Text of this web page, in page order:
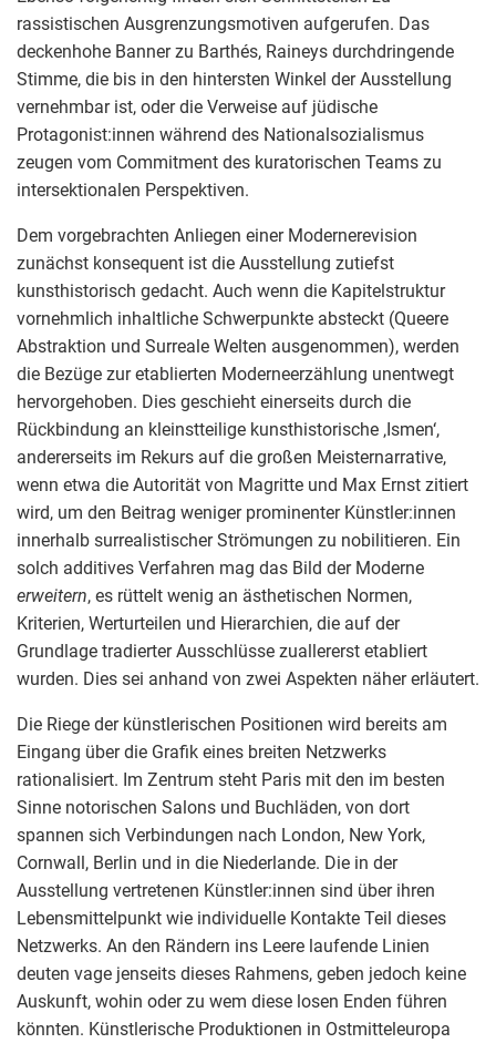
rassistischen Ausgrenzungsmotiven aufgerufen. Das
deckenhohe Banner zu Barthés, Raineys durchdringende
Stimme, die bis in den hintersten Winkel der Ausstellung
vernehmbar ist, oder die Verweise auf jüdische
Protagonist:innen während des Nationalsozialismus
zeugen vom Commitment des kuratorischen Teams zu
intersektionalen Perspektiven.
Dem vorgebrachten Anliegen einer Modernerevision
zunächst konsequent ist die Ausstellung zutiefst
kunsthistorisch gedacht. Auch wenn die Kapitelstruktur
vornehmlich inhaltliche Schwerpunkte absteckt (Queere
Abstraktion und Surreale Welten ausgenommen), werden
die Bezüge zur etablierten Moderneerzählung unentwegt
hervorgehoben. Dies geschieht einerseits durch die
Rückbindung an kleinstteilige kunsthistorische ‚Ismen‘,
andererseits im Rekurs auf die großen Meisternarrative,
wenn etwa die Autorität von Magritte und Max Ernst zitiert
wird, um den Beitrag weniger prominenter Künstler:innen
innerhalb surrealistischer Strömungen zu nobilitieren. Ein
solch additives Verfahren mag das Bild der Moderne
erweitern, es rüttelt wenig an ästhetischen Normen,
Kriterien, Werturteilen und Hierarchien, die auf der
Grundlage tradierter Ausschlüsse zuallererst etabliert
wurden. Dies sei anhand von zwei Aspekten näher erläutert.
Die Riege der künstlerischen Positionen wird bereits am
Eingang über die Grafik eines breiten Netzwerks
rationalisiert. Im Zentrum steht Paris mit den im besten
Sinne notorischen Salons und Buchläden, von dort
spannen sich Verbindungen nach London, New York,
Cornwall, Berlin und in die Niederlande. Die in der
Ausstellung vertretenen Künstler:innen sind über ihren
Lebensmittelpunkt wie individuelle Kontakte Teil dieses
Netzwerks. An den Rändern ins Leere laufende Linien
deuten vage jenseits dieses Rahmens, geben jedoch keine
Auskunft, wohin oder zu wem diese losen Enden führen
könnten. Künstlerische Produktionen in Ostmitteleuropa